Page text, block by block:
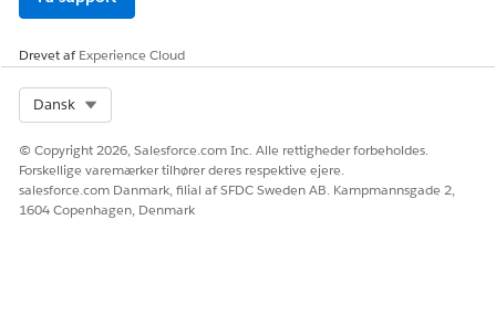
Drevet afExperience Cloud
Dansk
© Copyright 2026, Salesforce.com Inc. Alle rettigheder forbeholdes.
Forskellige varemærker tilhører deres respektive ejere.
salesforce.com Danmark, filial af SFDC Sweden AB. Kampmannsgade 2,
1604 Copenhagen, Denmark